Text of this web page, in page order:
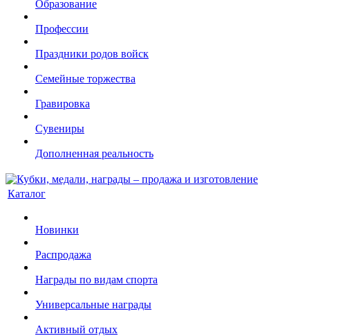
Образование
Профессии
Праздники родов войск
Семейные торжества
Гравировка
Сувениры
Дополненная реальность
Каталог
Новинки
Распродажа
Награды по видам спорта
Универсальные награды
Активный отдых